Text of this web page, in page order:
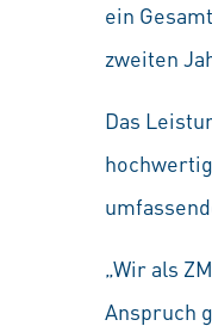
ein
zweiten
Das
„Wir als
Anspruch